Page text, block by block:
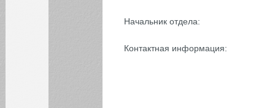
Начальник отдела:
Контактная информация: